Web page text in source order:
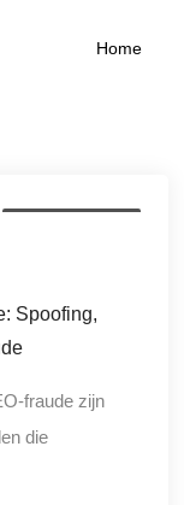
Home
Spoofing,
fraude zijn
die